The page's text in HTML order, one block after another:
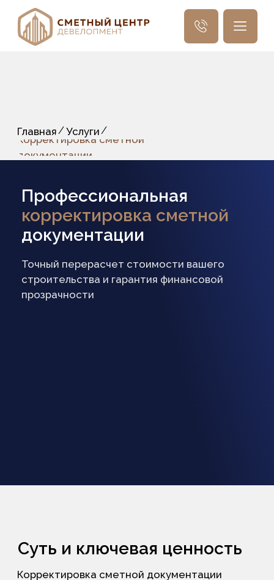
Профессиональная
корректировка сметной
Точный перерасчет стоимости вашего
строительства и гарантия финансовой
прозрачности
и юридический смысл, поскольку влияет
на бюджет, сроки реализации и обоснование
стоимости строительства